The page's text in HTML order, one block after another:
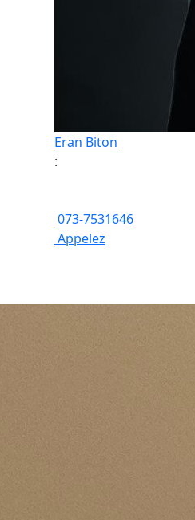
Eran Biton
:
073-7531646
Appelez